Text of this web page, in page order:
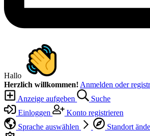
Hallo
Herzlich willkommen! Anmelden oder
Anzeige aufgeben
Suche
Einloggen
Konto registrieren
Sprache auswählen
Standort